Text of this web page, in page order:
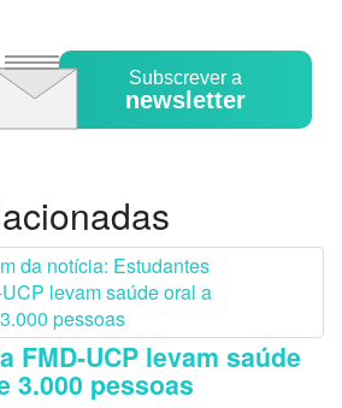
Subscrever a
newsletter
FMD-UCP levam saúde
3.000 pessoas